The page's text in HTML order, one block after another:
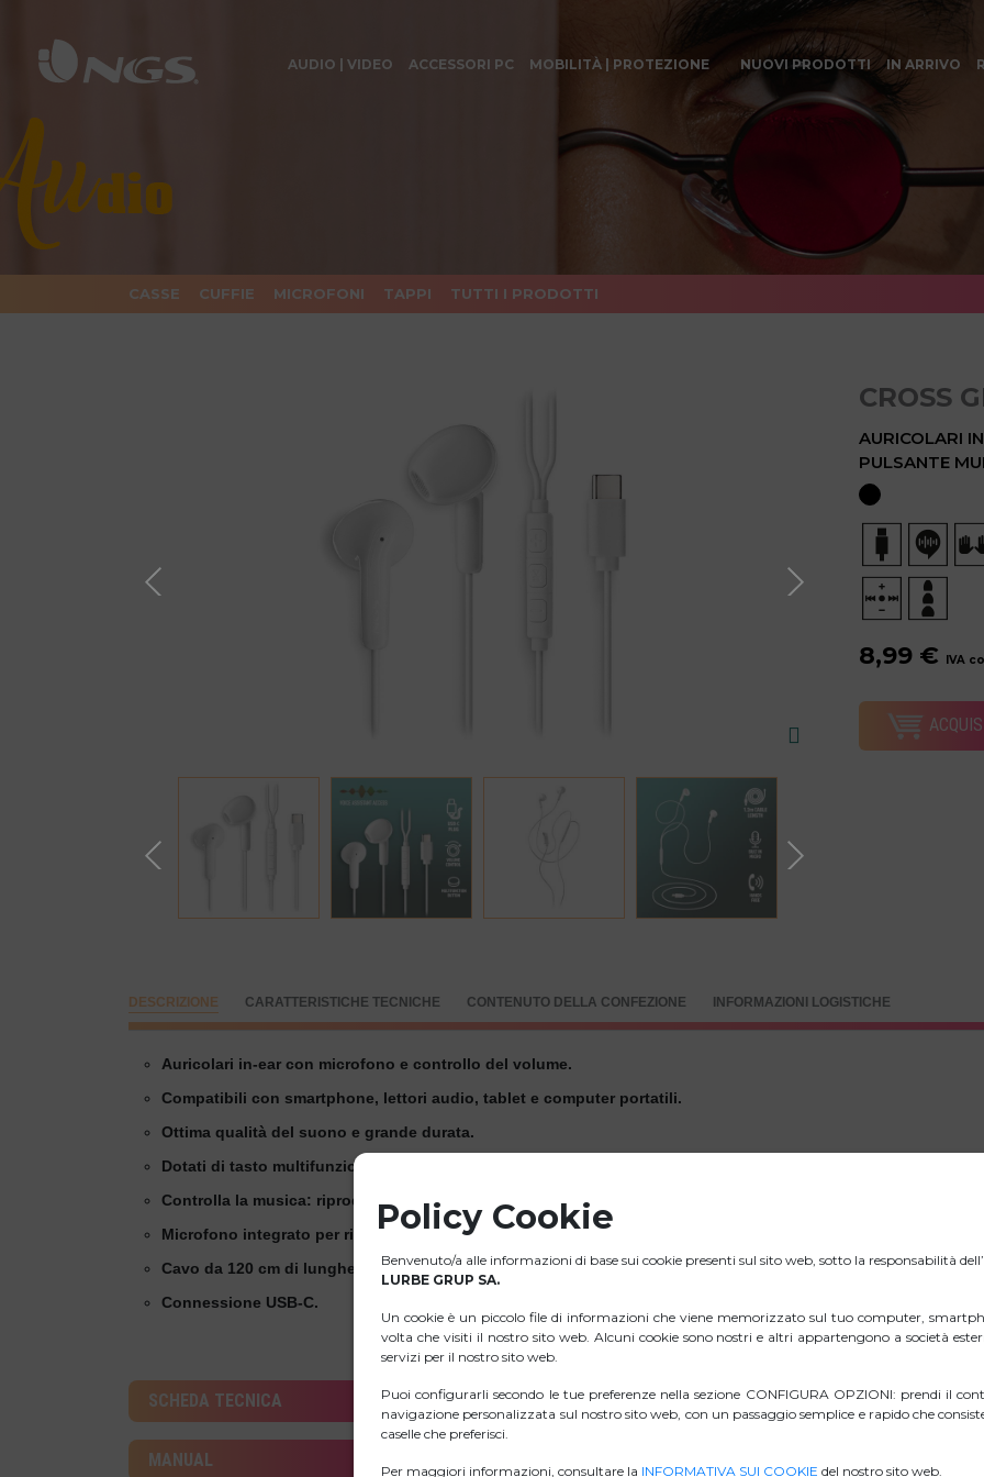
AUDIO | VIDEO ACCESSORI PC MOBILITÀ | PROTEZIONE NUOVI PRODOTTI IN ARRIVO
CASSE CUFFIE MICROFONI TAPPI TUTTI I PRODOTTI
CROSS
AURICOLARI
PULSANTE
8,99 € IVA
DESCRIZIONE CARATTERISTICHE TECNICHE CONTENUTO DELLA CONFEZIONE INFORMAZIONI LOGISTICHE
Auricolari in-ear con microfono e controllo del volume.
Compatibili con smartphone, lettori audio, tablet e computer portatili.
Ottima qualità del suono e grande durata.
Dotati di tasto multifunzione e tecnologia dell’assistente vocale.
Controlla la musica: riproduzione/pausa, brano precedente/successivo, con la semplice pressione di un
Microfono integrato per rispondere e terminare le chiamate senza estrarre lo smartphone dalla tasca
Cavo da 120 cm di lunghezza che ti permette di muoverti liberamente.
Connessione USB-C.
SCHEDA TECNICA ZIP IMMAGINI
MANUAL
Policy Cookie
Benvenuto/a alle informazioni di base sui cookie presenti sul sito web, sotto la responsabilità
LURBE GRUP SA.
Un cookie è un piccolo file di informazioni che viene memorizzato sul tuo computer,
volta che visiti il nostro sito web. Alcuni cookie sono nostri e altri appartengono a società
servizi per il nostro sito web.
Puoi configurarli secondo le tue preferenze nella sezione CONFIGURA OPZIONI: prendi il
navigazione personalizzata sul nostro sito web, con un passaggio semplice e rapido che
caselle che preferisci.
Per maggiori informazioni, consultare la INFORMATIVA SUI COOKIE del nostro sito web.